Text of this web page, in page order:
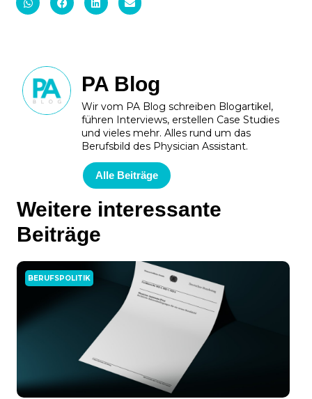
PA Blog
Wir vom PA Blog schreiben Blogartikel,
führen Interviews, erstellen Case Studies
und vieles mehr. Alles rund um das
Berufsbild des Physician Assistant.
Alle Beiträge
Weitere interessante
Beiträge
BERUFSPOLITIK